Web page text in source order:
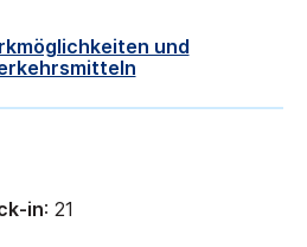
und
in: 21